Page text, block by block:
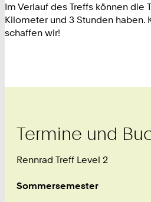
Im Verlauf des Treffs können die
Kilometer und 3 Stunden haben.
schaffen wir!
Termine und
Rennrad Treff Level 2
Sommersemester